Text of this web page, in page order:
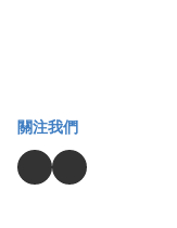
關注我們